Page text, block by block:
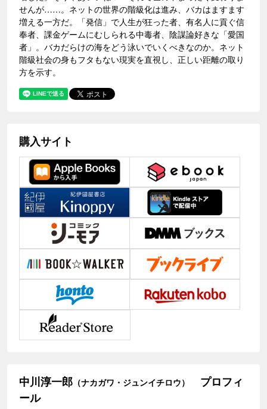
せんが……。ネットの世界の階級化は進み、バカはますます
増える一方だ。「発信」で人生が狂った者、有名人に貢ぐ信
奉者、課金ゲームにむしられる中毒者、陰謀論好きな「愛国
者」。バカだらけの海をどう泳いでいくべきなのか。ネット
階級社会の身もフタもない現実を直視し、正しい距離の取り
方を示す。
購入サイト
中川淳一郎 （ナカガワ・ジュンイチロウ）
プロフィ
ール